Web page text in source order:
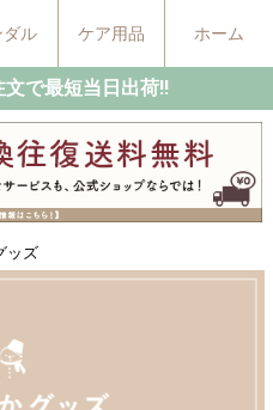
ダル ケア用品 ホーム
で最短当日出荷!!
ッズ